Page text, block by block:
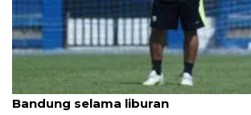
Bojan Hodak berikan pesan kepada
Bandung selama liburan